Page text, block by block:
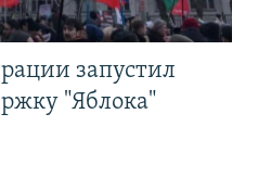
запустил
"Яблока"